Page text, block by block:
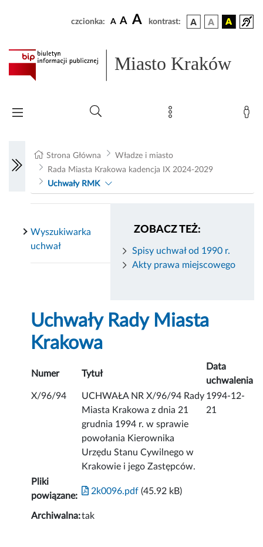
czcionka: A A A kontrast:
Miasto Kraków
Strona Główna
Władze i miasto
Rada Miasta Krakowa kadencja IX 2024-2029
Uchwały RMK
ZOBACZ TEŻ:
Spisy uchwał od 1990 r.
Akty prawa miejscowego
Wyszukiwarka
uchwał
Uchwały Rady Miasta
Krakowa
Numer Tytuł
Data
uchwalenia
X/96/94
UCHWAŁA NR X/96/94 Rady
Miasta Krakowa z dnia 21
grudnia 1994 r. w sprawie
powołania Kierownika
Urzędu Stanu Cywilnego w
Krakowie i jego Zastępców.
1994-12-
21
Pliki
powiązane:
2k0096.pdf (45.92 kB)
Archiwalna:tak